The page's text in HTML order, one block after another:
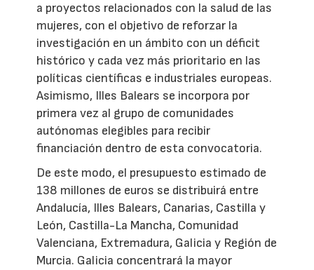
a proyectos relacionados con la salud de las
mujeres, con el objetivo de reforzar la
investigación en un ámbito con un déficit
histórico y cada vez más prioritario en las
políticas científicas e industriales europeas.
Asimismo, Illes Balears se incorpora por
primera vez al grupo de comunidades
autónomas elegibles para recibir
financiación dentro de esta convocatoria.
De este modo, el presupuesto estimado de
138 millones de euros se distribuirá entre
Andalucía, Illes Balears, Canarias, Castilla y
León, Castilla-La Mancha, Comunidad
Valenciana, Extremadura, Galicia y Región de
Murcia. Galicia concentrará la mayor